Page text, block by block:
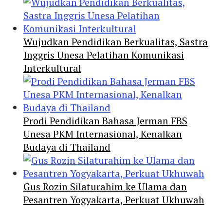
Wujudkan Pendidikan Berkualitas, Sastra
Inggris Unesa Pelatihan Komunikasi
Interkultural
Prodi Pendidikan Bahasa Jerman FBS
Unesa PKM Internasional, Kenalkan
Budaya di Thailand
Gus Rozin Silaturahim ke Ulama dan
Pesantren Yogyakarta, Perkuat Ukhuwah